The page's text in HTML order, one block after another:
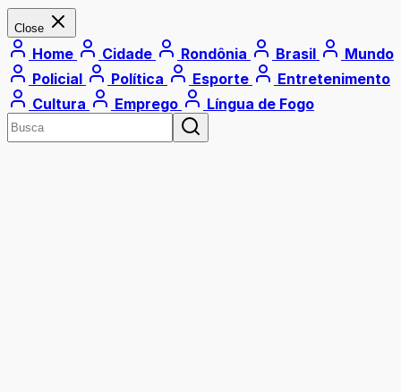
Close
Home Cidade Rondônia Brasil
Mundo
Policial
Política Esporte
Entretenimento
Cultura
Emprego Língua de Fogo